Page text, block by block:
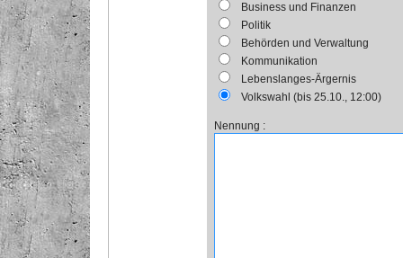
Business und Finanzen
Politik
Behörden und Verwaltung
Kommunikation
Lebenslanges-Ärgernis
Volkswahl (bis 25.10., 12:00)
Nennung :